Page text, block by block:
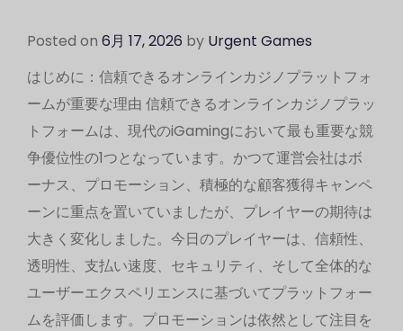
Posted on 6月 17, 2026 by Urgent Games
はじめに：信頼できるオンラインカジノプラットフォ
ームが重要な理由 信頼できるオンラインカジノプラッ
トフォームは、現代のiGamingにおいて最も重要な競
争優位性の1つとなっています。かつて運営会社はボ
ーナス、プロモーション、積極的な顧客獲得キャンペ
ーンに重点を置いていましたが、プレイヤーの期待は
大きく変化しました。今日のプレイヤーは、信頼性、
透明性、支払い速度、セキュリティ、そして全体的な
ユーザーエクスペリエンスに基づいてプラットフォー
ムを評価します。プロモーションは依然として注目を